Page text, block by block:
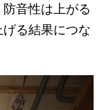
音性は上がる
る結果につな